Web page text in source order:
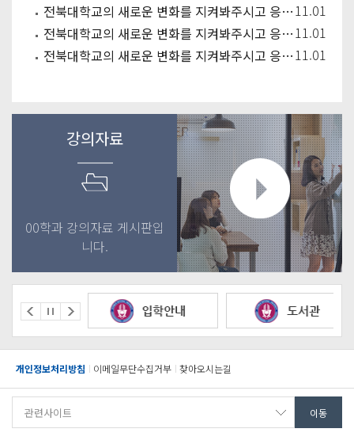
전북대학교의 새로운 변화를 지켜봐주시고 응원해주시기 바랍니다.11.01
전북대학교의 새로운 변화를 지켜봐주시고 응원해주시기 바랍니다.11.01
전북대학교의 새로운 변화를 지켜봐주시고 응원해주시기 바랍니다.11.01
강의자료
00학과 강의자료 게시판입
니다.
개인정보처리방침 이메일무단수집거부 찾아오시는길